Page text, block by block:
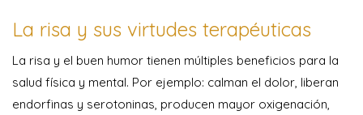
La risa y sus virtudes terapéuticas
La risa y el buen humor tienen múltiples beneficios para la
salud física y mental. Por ejemplo: calman el dolor, liberan
endorfinas y serotoninas, producen mayor oxigenación,